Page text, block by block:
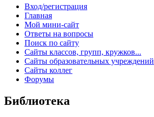
Вход/регистрация
Главная
Мой мини-сайт
Ответы на вопросы
Поиск по сайту
Сайты классов, групп, кружков...
Сайты образовательных учреждений
Сайты коллег
Форумы
Библиотека